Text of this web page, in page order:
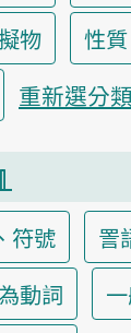
物
性
重新選分類
符號
詈
動詞